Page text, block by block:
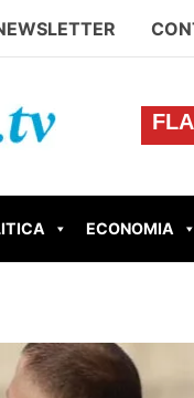
GUIDONIA
ECONOMIA